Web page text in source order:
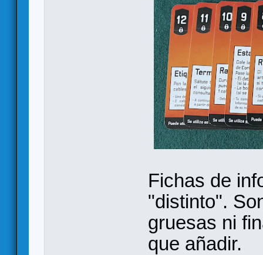
Fichas de
"distinto".
gruesas ni
que añadir.